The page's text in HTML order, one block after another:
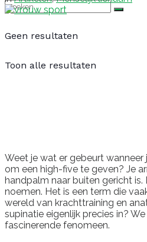
Geen resultaten
Toon alle resultaten
Weet je wat er gebeurt
om een high-five te geven? Je
handpalm naar buiten gericht
noemen. Het is een term die
wereld van krachttraining en
supinatie eigenlijk precies in?
fascinerende fenomeen.